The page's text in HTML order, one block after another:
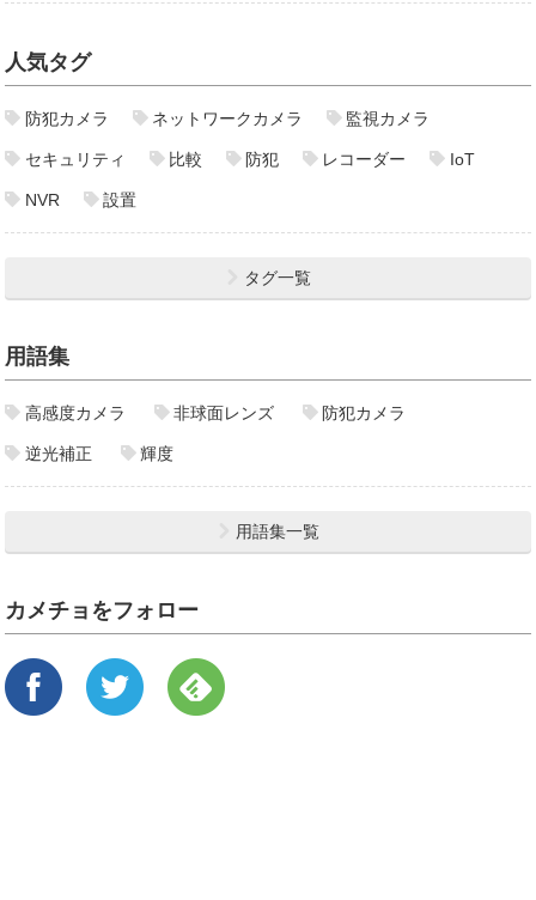
人気タグ
防犯カメラ ネットワークカメラ 監視カメラ
セキュリティ 比較 防犯 レコーダー IoT
NVR 設置
タグ一覧
用語集
高感度カメラ 非球面レンズ 防犯カメラ
逆光補正 輝度
用語集一覧
カメチョをフォロー